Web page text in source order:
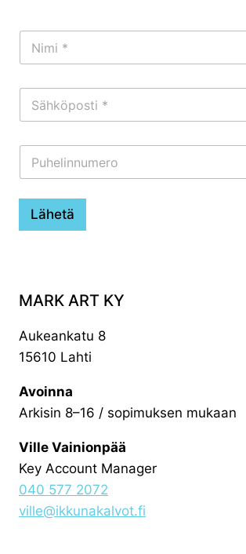
N
m
S
h
o
s
i
N
m
i
Lähetä
MARK ART KY
Aukeankatu 8
15610 Lahti
Avoinna
Arkisin 8–16 / sopimuksen mukaan
Ville Vainionpää
Key Account Manager
040 577 2072
ville@ikkunakalvot.fi